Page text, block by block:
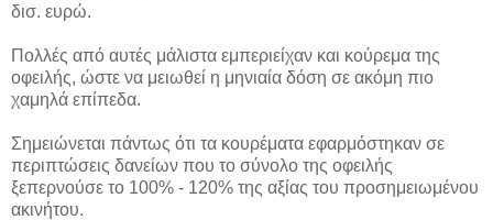
δισ. ευρώ.
Πολλές από αυτές μάλιστα εμπεριείχαν και κούρεμα της
οφειλής, ώστε να μειωθεί η μηνιαία δόση σε ακόμη πιο
χαμηλά επίπεδα.
Σημειώνεται πάντως ότι τα κουρέματα εφαρμόστηκαν σε
περιπτώσεις δανείων που το σύνολο της οφειλής
ξεπερνούσε το 100% - 120% της αξίας του προσημειωμένου
ακινήτου.